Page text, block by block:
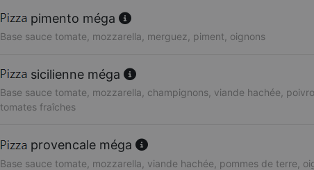
pimento méga
Base sauce tomate, mozzarella, merguez, piment, oignons
sicilienne méga
Base sauce tomate, mozzarella, champignons, viande hachée,
tomates fraîches
provencale méga
Base sauce tomate, mozzarella, viande hachée, pommes de terre,